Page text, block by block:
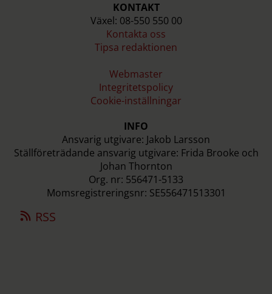
KONTAKT
Växel: 08-550 550 00
Kontakta oss
Tipsa redaktionen
Webmaster
Integritetspolicy
Cookie-inställningar
INFO
Ansvarig utgivare: Jakob Larsson
Ställföreträdande ansvarig utgivare: Frida Brooke och
Johan Thornton
Org. nr: 556471-5133
Momsregistreringsnr: SE556471513301
RSS